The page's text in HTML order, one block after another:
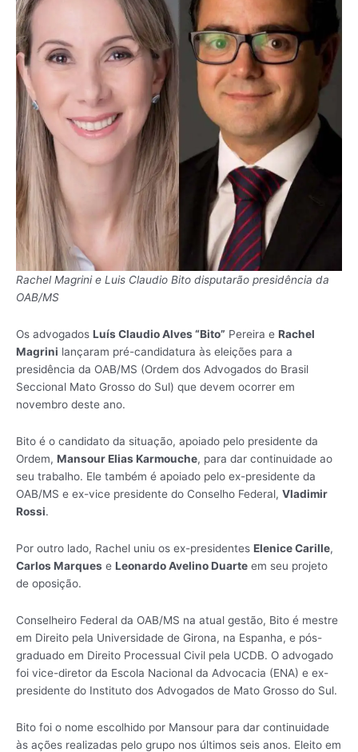
Rachel Magrini e Luis Claudio Bito disputarão presidência da
OAB/MS
Os advogados Luís Claudio Alves “Bito” Pereira e Rachel
Magrini lançaram pré-candidatura às eleições para a
presidência da OAB/MS (Ordem dos Advogados do Brasil
Seccional Mato Grosso do Sul) que devem ocorrer em
novembro deste ano.
Bito é o candidato da situação, apoiado pelo presidente da
Ordem, Mansour Elias Karmouche, para dar continuidade ao
seu trabalho. Ele também é apoiado pelo ex-presidente da
OAB/MS e ex-vice presidente do Conselho Federal, Vladimir
Rossi.
Por outro lado, Rachel uniu os ex-presidentes Elenice Carille,
Carlos Marques e Leonardo Avelino Duarte em seu projeto
de oposição.
Conselheiro Federal da OAB/MS na atual gestão, Bito é mestre
em Direito pela Universidade de Girona, na Espanha, e pós-
graduado em Direito Processual Civil pela UCDB. O advogado
foi vice-diretor da Escola Nacional da Advocacia (ENA) e ex-
presidente do Instituto dos Advogados de Mato Grosso do Sul.
Bito foi o nome escolhido por Mansour para dar continuidade
às ações realizadas pelo grupo nos últimos seis anos. Eleito em